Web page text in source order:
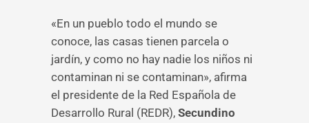
«En un pueblo todo el mundo se
conoce, las casas tienen parcela o
jardín, y como no hay nadie los niños ni
contaminan ni se contaminan», afirma
el presidente de la Red Española de
Desarrollo Rural (REDR), Secundino